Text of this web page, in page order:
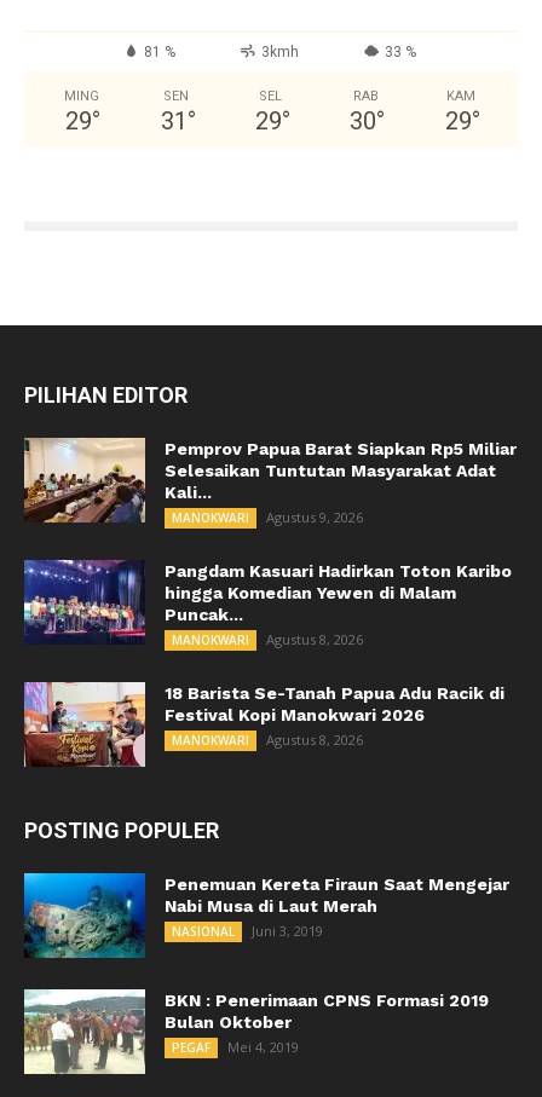
81 % 3kmh 33 %
MING
29°
SEN
31 °
SEL
29°
RAB
30°
KAM
29°
PILIHAN EDITOR
Pemprov Papua Barat Siapkan Rp5 Miliar
Selesaikan Tuntutan Masyarakat Adat
Kali...
MANOKWARI Agustus 9, 2026
Pangdam Kasuari Hadirkan Toton Karibo
hingga Komedian Yewen di Malam
Puncak...
MANOKWARI Agustus 8, 2026
18 Barista Se-Tanah Papua Adu Racik di
Festival Kopi Manokwari 2026
MANOKWARI Agustus 8, 2026
POSTING POPULER
Penemuan Kereta Firaun Saat Mengejar
Nabi Musa di Laut Merah
NASIONAL Juni 3, 2019
BKN : Penerimaan CPNS Formasi 2019
Bulan Oktober
PEGAF Mei 4, 2019